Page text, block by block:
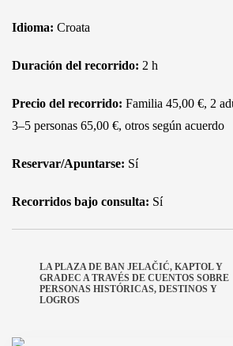
Idioma: Croata
Duración del recorrido: 2 h
Precio del recorrido: Familia 45,00 €, 2
3–5 personas 65,00 €, otros según acuerdo
Reservar/Apuntarse: Sí
Recorridos bajo consulta: Sí
LA PLAZA DE BAN JELAČIĆ, KAPTOL Y
GRADEC A TRAVÉS DE CUENTOS SOBRE
PERSONAS HISTÓRICAS, DESTINOS Y
LOGROS